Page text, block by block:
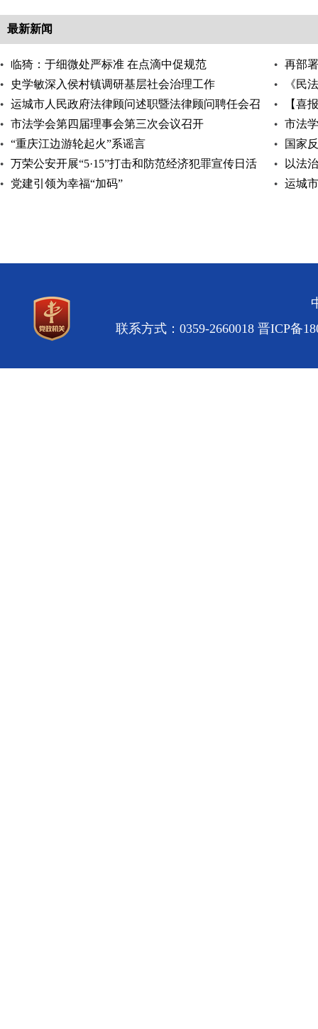
最新新闻
临猗：于细微处严标准 在点滴中促规范
再部
走实
史学敏深入侯村镇调研基层社会治理工作
《民
运城市人民政府法律顾问述职暨法律顾问聘任会召
开
【喜
公益诉
市法学会第四届理事会第三次会议召开
市法
“重庆江边游轮起火”系谣言
国家
万荣公安开展“5·15”打击和防范经济犯罪宣传日活
动
以法
党建引领为幸福“加码”
运城
联系方式：0359-2660018 晋ICP备